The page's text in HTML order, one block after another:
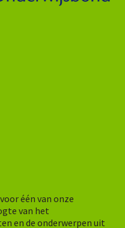
één van onze
van het
en de onderwerpen uit